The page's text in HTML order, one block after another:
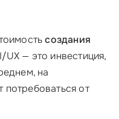
создания
— это инвестиция,
на
от